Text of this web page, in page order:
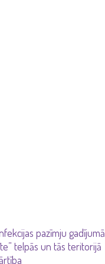
pazīmju gadījumā
telpās un tās teritorijā